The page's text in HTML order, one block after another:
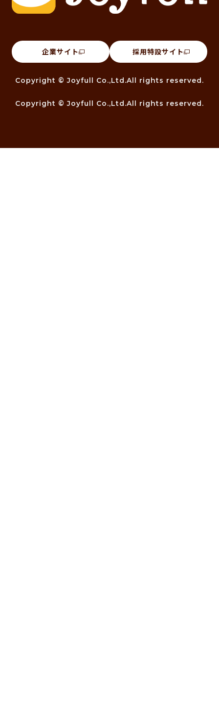
企業サイト 採用特設サイト
Copyright © Joyfull Co.,Ltd.All rights reserved.
Copyright © Joyfull Co.,Ltd.All rights reserved.